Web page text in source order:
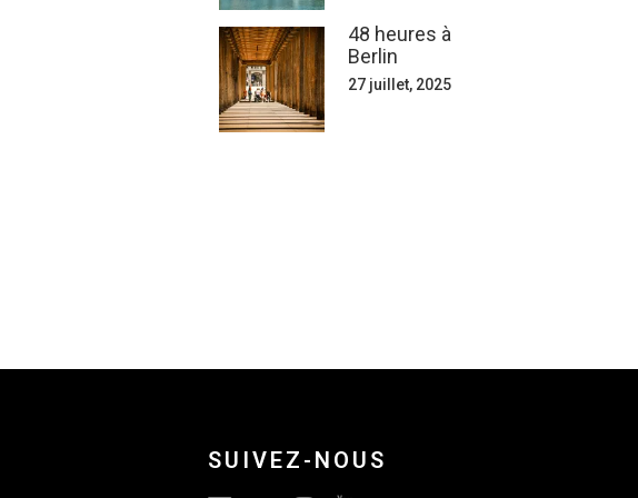
48 heures à
Berlin
27 juillet, 2025
SUIVEZ-NOUS